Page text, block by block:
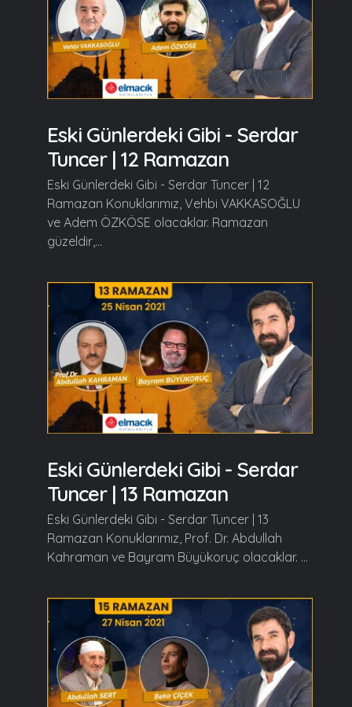
Eski Günlerdeki Gibi - Serdar
Tuncer | 12 Ramazan
Eski Günlerdeki Gibi - Serdar Tuncer | 12
Ramazan Konuklarımız, Vehbi VAKKASOĞLU
ve Adem ÖZKÖSE olacaklar. Ramazan
güzeldir,...
Eski Günlerdeki Gibi - Serdar
Tuncer | 13 Ramazan
Eski Günlerdeki Gibi - Serdar Tuncer | 13
Ramazan Konuklarımız, Prof. Dr. Abdullah
Kahraman ve Bayram Büyükoruç olacaklar. ...